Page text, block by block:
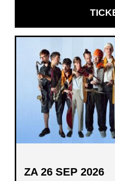
ZA 26 SEP 2026